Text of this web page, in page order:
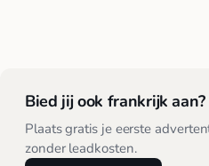
Bied jij ook frankrijk aan?
Plaats gratis je eerste
zonder leadkosten.